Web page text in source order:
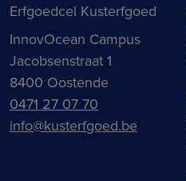
Erfgoedcel Kusterfgoed
InnovOcean Campus
Jacobsenstraat 1
8400 Oostende
0471 27 07 70
info@kusterfgoed.be